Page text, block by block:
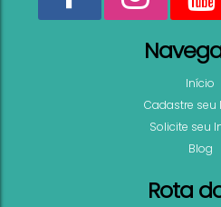
Início
Cadastre seu
Solicite seu
Blog
Rota